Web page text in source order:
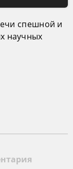
спешной и
научных